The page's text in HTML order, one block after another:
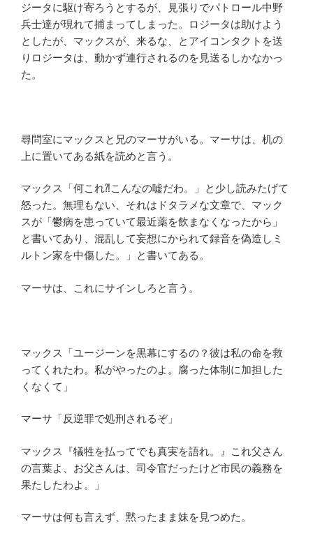
ジータに駆け寄ろうとするが、見張りでパトロール中野
兵士達が現れて捕まってしまった。ロジータは助けよう
としたが、マックスが、来るな、とアイコンタクトを送
りロジータは、動かず連行されるのを見送るしかなかっ
た。
尋問室にマックスと兄のマーサがいる。マーサは、机の
上に置いてある紙を読めと言う。
マックス「何これ⁈こんなの嘘だわ。」と少し読みたげて
怒った。無理もない、それはドタラメな文章で、マック
スが「鬱病を患っていて最近薬を飲まなくなったから」
と書いてあり、混乱して妄想にかられて録音を偽造しミ
ルトン家を中傷した。」と書いてある。
マーサは、これにサインしろと言う。
マックス「ユージーンを黒幕にするの？彼は私の命を救
ってくれたわ。私がやったのよ。腐った体制に加担した
くなくて」
マーサ「反逆罪で処刑されるぞ」
マックス『犠牲を払ってでも真実を語れ。』これ父さん
の言葉よ、お父さんは、司令官だったけど市民の義務を
果たしたわよ。」
マーサは何も言えず、黙ったまま妹を見つめた。